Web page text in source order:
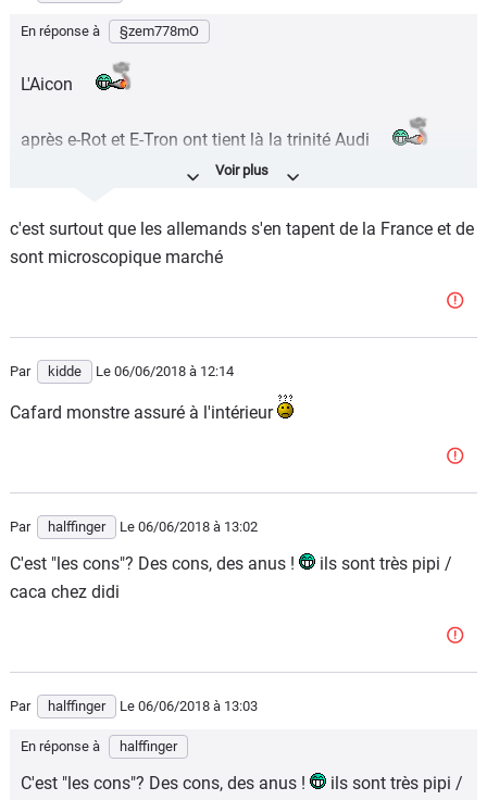
En réponse à §zem778mO
L'Aicon
après e-Rot et E-Tron ont tient là la trinité Audi
faut croire que c'est fait exprès
c'est surtout que les allemands s'en tapent de la France et de
sont microscopique marché
Par kidde Le 06/06/2018 à 12:14
Cafard monstre assuré à l'intérieur
Par halffinger Le 06/06/2018 à 13:02
C'est "les cons"? Des cons, des anus !
ils sont très pipi /
caca chez didi
Par halffinger Le 06/06/2018 à 13:03
En réponse à halffinger
C'est "les cons"? Des cons, des anus !
ils sont très pipi /